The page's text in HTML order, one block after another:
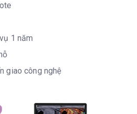
1 năm
giao công nghệ